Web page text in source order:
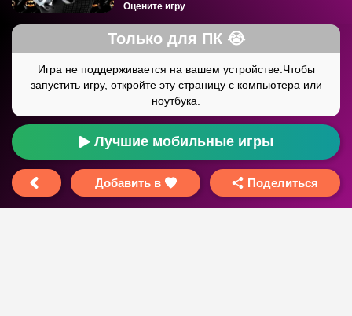
Оцените игру
Лучшие мобильные игры
Добавить в Поделиться